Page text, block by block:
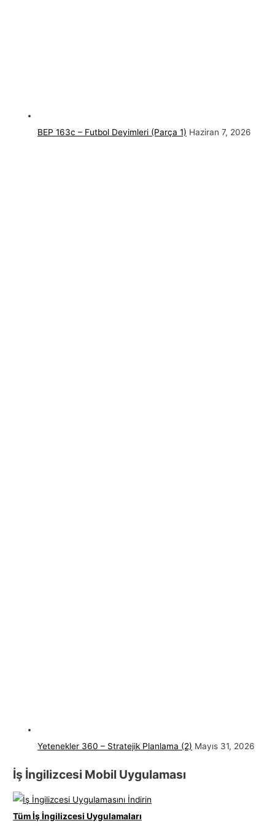
BEP 163c – Futbol Deyimleri (Parça 1) Haziran 7, 2026
Yetenekler 360 – Stratejik Planlama (2) Mayıs 31, 2026
İş İngilizcesi Mobil Uygulaması
Tüm İş İngilizcesi Uygulamaları